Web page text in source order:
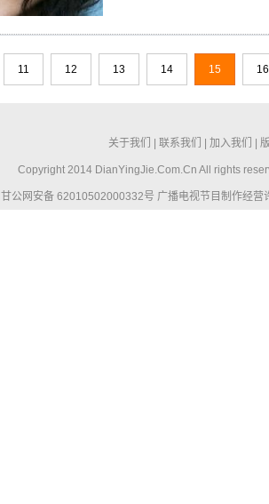
11 12 13 14 15 16
关于我们 联系我们 加入我们
Copyright 2014 DianYingJie.Com.Cn All rights
甘公网安备 62010502000332号 广播电视节目制作经